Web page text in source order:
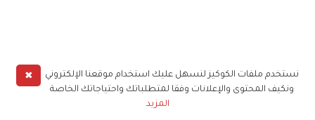
✖
نستخدم ملفات الكوكيز لنسهل عليك استخدام موقعنا الإلكتروني
ونكيف المحتوى والإعلانات وفقا لمتطلباتك واحتياجاتك الخاصة
المزيد